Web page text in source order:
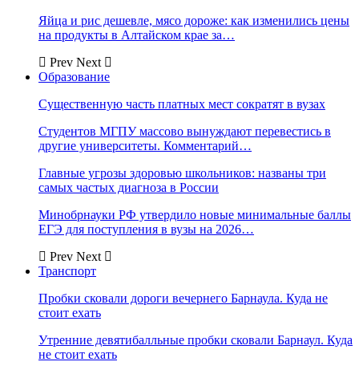
Яйца и рис дешевле, мясо дороже: как изменились цены
на продукты в Алтайском крае за…
Prev Next
Образование
Существенную часть платных мест сократят в вузах
Студентов МГПУ массово вынуждают перевестись в
другие университеты. Комментарий…
Главные угрозы здоровью школьников: названы три
самых частых диагноза в России
Минобрнауки РФ утвердило новые минимальные баллы
ЕГЭ для поступления в вузы на 2026…
Prev Next
Транспорт
Пробки сковали дороги вечернего Барнаула. Куда не
стоит ехать
Утренние девятибалльные пробки сковали Барнаул. Куда
не стоит ехать